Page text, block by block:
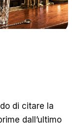
di citare la
dall’ultimo